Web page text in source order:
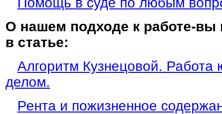
О нашем подходе к работе-вы
в статье:
Алгоритм Кузнецовой. Работа
делом.
Рента и пожизненное